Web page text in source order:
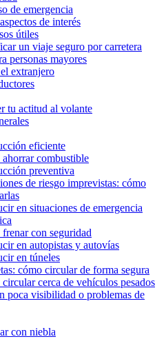
de emergencia
de interés
útiles
un viaje seguro por carretera
personas mayores
extranjero
tu actitud al volante
eficiente
combustible
preventiva
de riesgo imprevistas: cómo
en situaciones de emergencia
con seguridad
en autopistas y autovías
en túneles
cómo circular de forma segura
cerca de vehículos pesados
poca visibilidad o problemas de
con niebla